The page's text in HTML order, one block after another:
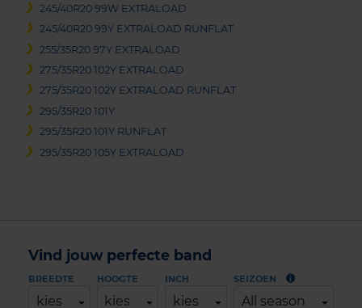
245/40R20 99W EXTRALOAD
245/40R20 99Y EXTRALOAD RUNFLAT
255/35R20 97Y EXTRALOAD
275/35R20 102Y EXTRALOAD
275/35R20 102Y EXTRALOAD RUNFLAT
295/35R20 101Y
295/35R20 101Y RUNFLAT
295/35R20 105Y EXTRALOAD
Vind jouw perfecte band
BREEDTE
kies
HOOGTE
kies
INCH
kies
SEIZOEN
All season